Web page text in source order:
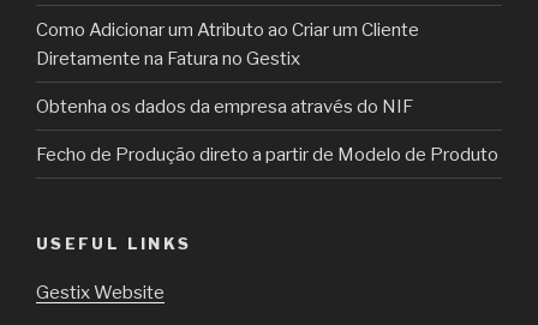
Como Adicionar um Atributo ao Criar um Cliente
Diretamente na Fatura no Gestix
Obtenha os dados da empresa através do NIF
Fecho de Produção direto a partir de Modelo de Produto
USEFUL LINKS
Gestix Website